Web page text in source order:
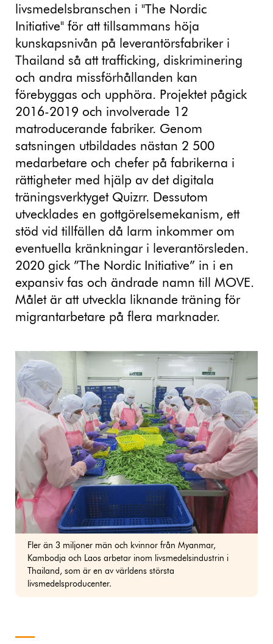
livsmedelsbranschen i "The Nordic
Initiative" för att tillsammans höja
kunskapsnivån på leverantörsfabriker i
Thailand så att trafficking, diskriminering
och andra missförhållanden kan
förebyggas och upphöra. Projektet pågick
2016-2019 och involverade 12
matroducerande fabriker. Genom
satsningen utbildades nästan 2 500
medarbetare och chefer på fabrikerna i
rättigheter med hjälp av det digitala
träningsverktyget Quizrr. Dessutom
utvecklades en gottgörelsemekanism, ett
stöd vid tillfällen då larm inkommer om
eventuella kränkningar i leverantörsleden.
2020 gick ”The Nordic Initiative” in i en
expansiv fas och ändrade namn till MOVE.
Målet är att utveckla liknande träning för
migrantarbetare på flera marknader.
Fler än 3 miljoner män och kvinnor från Myanmar,
Kambodja och Laos arbetar inom livsmedelsindustrin i
Thailand, som är en av världens största
livsmedelsproducenter.